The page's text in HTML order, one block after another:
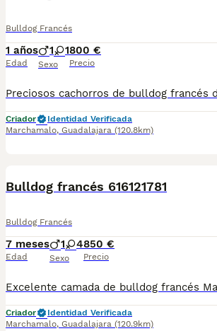
Bulldog Francés
1 años
Edad
1 1
Sexo
800 €
Precio
Criador
Identidad Verificada
Marchamalo, Guadalajara (120.8km)
Bulldog francés 616121781
Bulldog Francés
7 meses
Edad
1 4
Sexo
850 €
Precio
Criador
Identidad Verificada
Marchamalo, Guadalajara (120.9km)